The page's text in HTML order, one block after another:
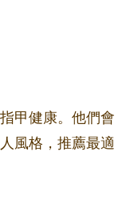
甲健康。他們會
風格，推薦最適